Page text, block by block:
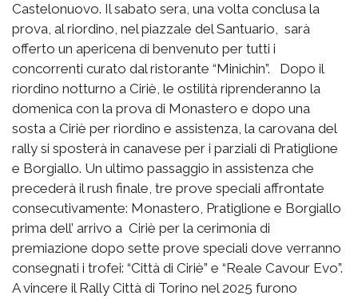
Castelonuovo. Il sabato sera, una volta conclusa la
prova, al riordino, nel piazzale del Santuario, sarà
offerto un apericena di benvenuto per tutti i
concorrenti curato dal ristorante “Minichin”. Dopo il
riordino notturno a Ciriè, le ostilità riprenderanno la
domenica con la prova di Monastero e dopo una
sosta a Ciriè per riordino e assistenza, la carovana del
rally si sposterà in canavese per i parziali di Pratiglione
e Borgiallo. Un ultimo passaggio in assistenza che
precederà il rush finale, tre prove speciali affrontate
consecutivamente: Monastero, Pratiglione e Borgiallo
prima dell’ arrivo a Ciriè per la cerimonia di
premiazione dopo sette prove speciali dove verranno
consegnati i trofei: “Città di Ciriè” e “Reale Cavour Evo”.
A vincere il Rally Città di Torino nel 2025 furono